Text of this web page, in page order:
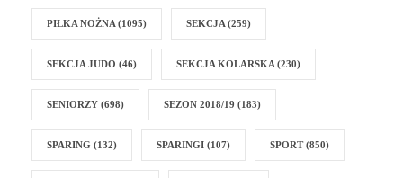
PIŁKA NOŻNA (1095) SEKCJA (259)
SEKCJA JUDO (46) SEKCJA KOLARSKA (230)
SENIORZY (698) SEZON 2018/19 (183)
SPARING (132) SPARINGI (107) SPORT(850)